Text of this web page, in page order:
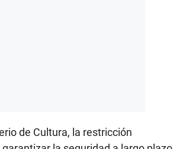
de Cultura, la restricción